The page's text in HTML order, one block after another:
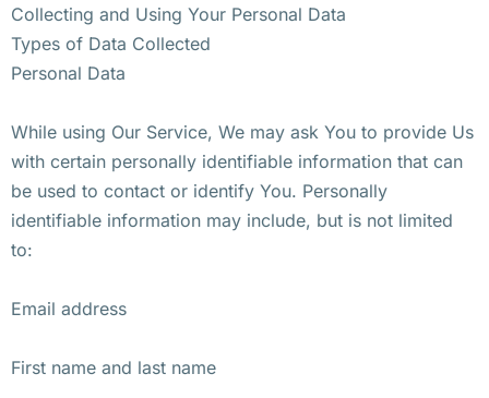
Collecting and Using Your Personal Data
Types of Data Collected
Personal Data
While using Our Service, We may ask You to provide Us
with certain personally identifiable information that can
be used to contact or identify You. Personally
identifiable information may include, but is not limited
to:
Email address
First name and last name